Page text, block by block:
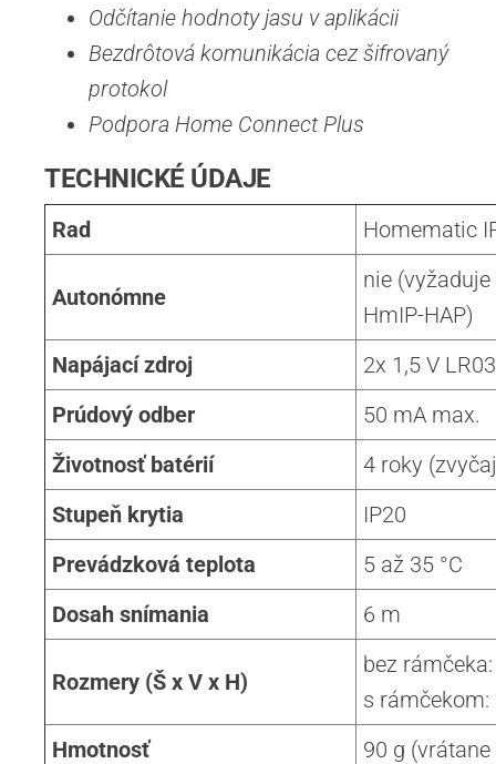
Odčítanie hodnoty jasu v aplikácii
Bezdrôtová komunikácia cez šifrovaný
protokol
Podpora Home Connect Plus
TECHNICKÉ ÚDAJE
Rad Homematic
Autonómne
nie
HmIP-HAP)
Napájací zdroj
2x 1,5 V
Prúdový odber
50 mA max.
Životnosť batérií
4 roky
Stupeň krytia
IP20
Prevádzková teplota
5 až 35 °C
Dosah snímania
6 m
Rozmery (Š x V x H)
bez
s
Hmotnosť
90 g